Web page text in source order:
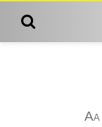
A
A